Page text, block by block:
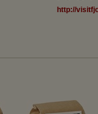
http://